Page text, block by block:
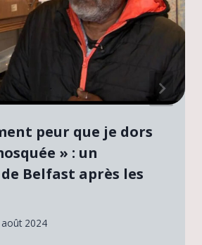
peur que je dors
» : un
Belfast après les
2024